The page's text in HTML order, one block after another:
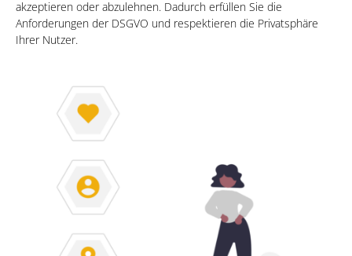
akzeptieren oder abzulehnen. Dadurch erfüllen Sie die
Anforderungen der DSGVO und respektieren die Privatsphäre
Ihrer Nutzer.